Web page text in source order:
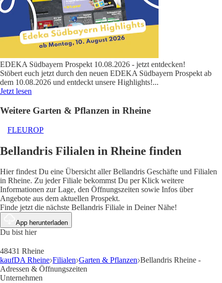
EDEKA Südbayern Prospekt 10.08.2026 - jetzt entdecken!
Stöbert euch jetzt durch den neuen EDEKA Südbayern Prospekt ab
dem 10.08.2026 und entdeckt unsere Highlights!...
Jetzt lesen
Weitere Garten & Pflanzen in Rheine
FLEUROP
Bellandris Filialen in Rheine finden
Hier findest Du eine Übersicht aller Bellandris Geschäfte und Filialen
in Rheine. Zu jeder Filiale bekommst Du per Klick weitere
Informationen zur Lage, den Öffnungszeiten sowie Infos über
Angebote aus dem aktuellen Prospekt.
Finde jetzt die nächste Bellandris Filiale in Deiner Nähe!
App herunterladen
Du bist hier
48431 Rheine
kaufDA Rheine Filialen Garten & Pflanzen Bellandris Rheine -
Adressen & Öffnungszeiten
Unternehmen